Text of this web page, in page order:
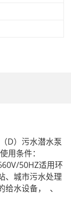
D）污水潜水泵
用条件：
50HZ适用环
、城市污水处理
水设备，  、